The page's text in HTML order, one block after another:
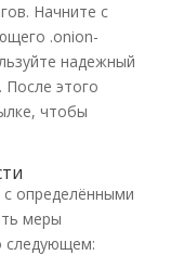
Начните с
.onion-
надежный
этого
чтобы
с определёнными
меры
следующем: